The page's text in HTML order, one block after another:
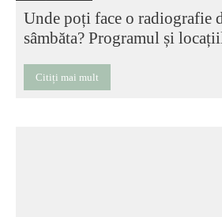
Unde poți face o radiografie
sâmbăta? Programul și
Citiți mai mult